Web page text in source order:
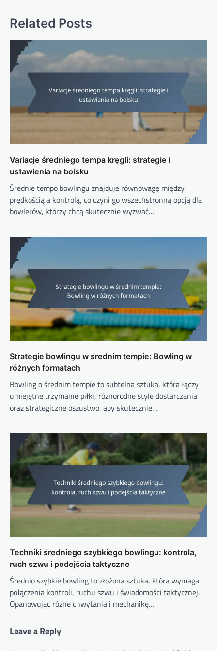
Related Posts
Variacje średniego tempa kręgli: strategie i
ustawienia na boisku
Średnie tempo bowlingu znajduje równowagę między
prędkością a kontrolą, co czyni go wszechstronną opcją dla
bowlerów, którzy chcą skutecznie wyzwać…
Strategie bowlingu w średnim tempie: Bowling w
różnych formatach
Bowling o średnim tempie to subtelna sztuka, która łączy
umiejętne trzymanie piłki, różnorodne style dostarczania
oraz strategiczne oszustwo, aby skutecznie…
Techniki średniego szybkiego bowlingu: kontrola,
ruch szwu i podejścia taktyczne
Średnio szybkie bowling to złożona sztuka, która wymaga
połączenia kontroli, ruchu szwu i świadomości taktycznej.
Opanowując różne chwytania i mechanikę…
Leave a Reply